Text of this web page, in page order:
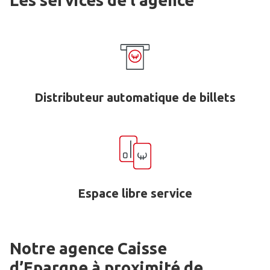
Distributeur automatique de billets
Espace libre service
Notre agence Caisse